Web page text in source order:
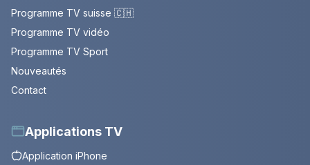
Programme TV suisse 🇨🇭
Programme TV vidéo
Programme TV Sport
Nouveautés
Contact
Applications TV
Application iPhone